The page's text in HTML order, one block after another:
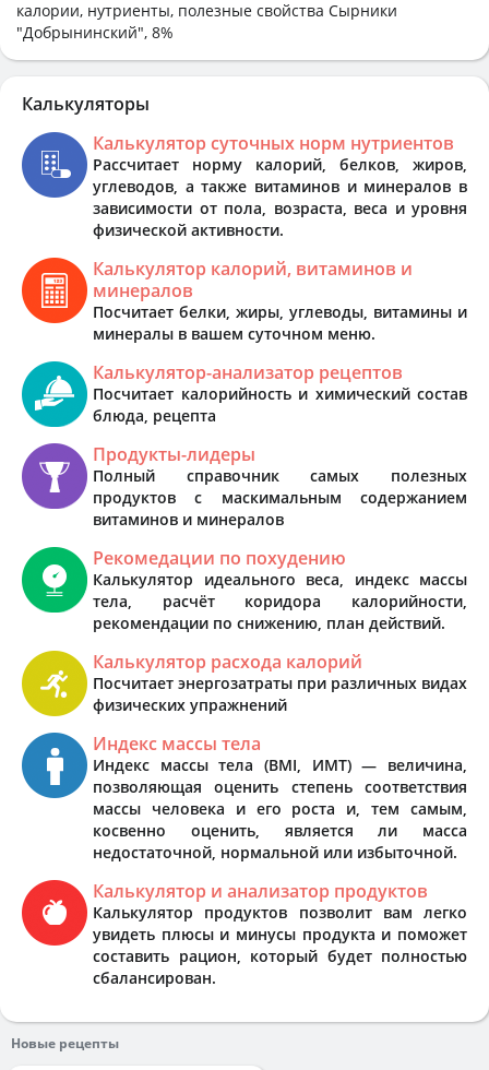
калории, нутриенты, полезные свойства Сырники
"Добрынинский", 8%
Калькуляторы
Калькулятор суточных норм нутриентов
Рассчитает норму калорий, белков, жиров,
углеводов, а также витаминов и минералов в
зависимости от пола, возраста, веса и уровня
физической активности.
Калькулятор калорий, витаминов и
минералов
Посчитает белки, жиры, углеводы, витамины и
минералы в вашем суточном меню.
Калькулятор-анализатор рецептов
Посчитает калорийность и химический состав
блюда, рецепта
Продукты-лидеры
Полный справочник самых полезных
продуктов с маскимальным содержанием
витаминов и минералов
Рекомедации по похудению
Калькулятор идеального веса, индекс массы
тела, расчёт коридора калорийности,
рекомендации по снижению, план действий.
Калькулятор расхода калорий
Посчитает энергозатраты при различных видах
физических упражнений
Индекс массы тела
Индекс массы тела (BMI, ИМТ) — величина,
позволяющая оценить степень соответствия
массы человека и его роста и, тем самым,
косвенно оценить, является ли масса
недостаточной, нормальной или избыточной.
Калькулятор и анализатор продуктов
Калькулятор продуктов позволит вам легко
увидеть плюсы и минусы продукта и поможет
составить рацион, который будет полностью
сбалансирован.
Новые рецепты